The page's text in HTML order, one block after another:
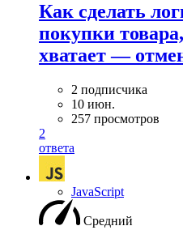
Как сделать
покупки
хватает —
2 подписчика
10 июн.
257 просмотров
2
ответа
JavaScript
Средний